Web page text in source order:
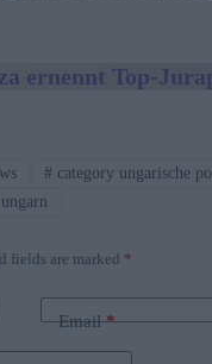
ernennt Top-
# category ungarische
ungarn
fields are marked *
Email*